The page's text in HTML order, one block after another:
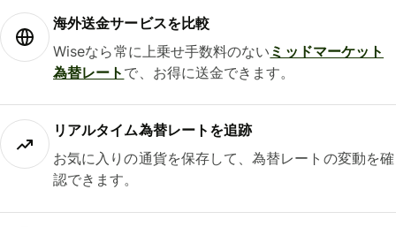
海外送金サービスを比較
Wiseなら常に上乗せ手数料のない ミッドマーケット
為替レート で、お得に送金できます。
リアルタイム為替レートを追跡
お気に入りの通貨を保存して、為替レートの変動を確
認できます。